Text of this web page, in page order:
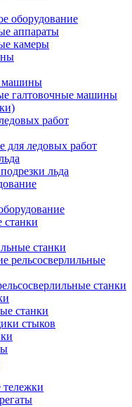
оборудование
аппараты
камеры
машины
галтовочные машины
работ
для ледовых работ
льда
станки
станки
рельсосверлильные
станки
станки
стыков
тележки